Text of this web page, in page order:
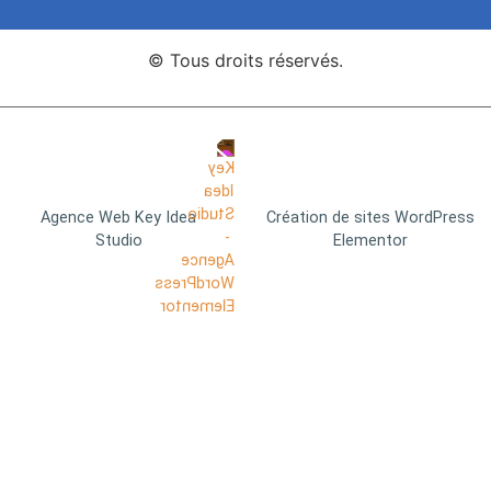
© Tous droits réservés.
Agence Web Key Idea
Studio
Création de sites WordPress
Elementor